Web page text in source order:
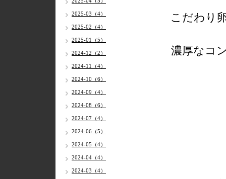
こだわり
濃厚なコ
2025-03（4）
2025-02（4）
2025-01（5）
2024-12（2）
2024-11（4）
2024-10（6）
2024-09（4）
2024-08（6）
2024-07（4）
2024-06（5）
2024-05（4）
2024-04（4）
2024-03（4）